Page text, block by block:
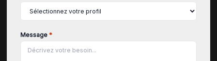
Message *